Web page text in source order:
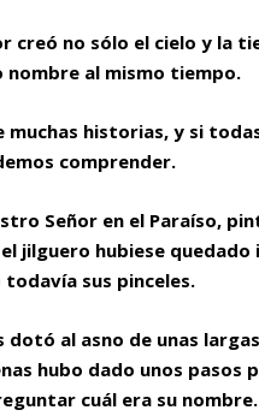
creó no sólo el cielo y la
nombre al mismo tiempo.
historias, y si
comprender.
Señor en el Paraíso,
jilguero hubiese
todavía sus pinceles.
dotó al asno de unas
hubo dado unos pasos
cuál era su